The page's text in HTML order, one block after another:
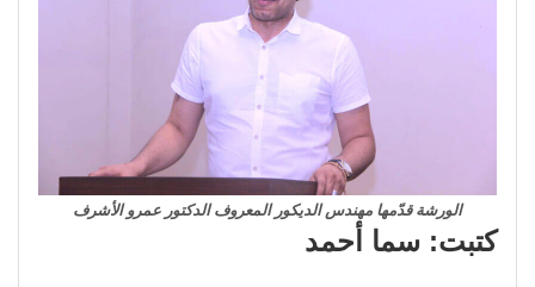
الورشة قدّمها مهندس الديكور المعروف الدكتور عمرو الأشرف
كتبت: سما أحمد